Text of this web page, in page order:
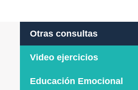
Otras consultas
Video ejercicios
Educación Emocional